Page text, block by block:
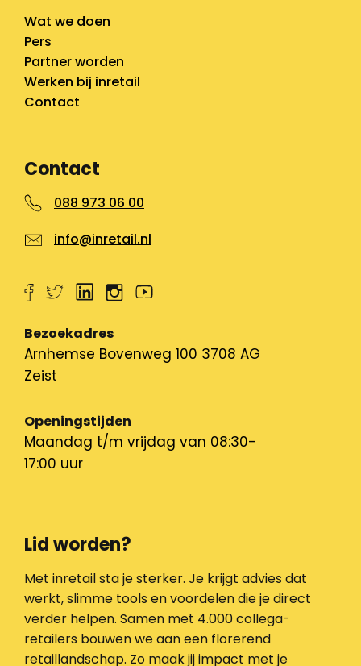
Wat we doen
Pers
Partner worden
Werken bij inretail
Contact
Contact
088 973 06 00
info@inretail.nl
Bezoekadres
Arnhemse Bovenweg 100 3708 AG
Zeist
Openingstijden
Maandag t/m vrijdag van 08:30-
17:00 uur
Lid worden?
Met inretail sta je sterker. Je krijgt advies dat
werkt, slimme tools en voordelen die je direct
verder helpen. Samen met 4.000 collega-
retailers bouwen we aan een florerend
retaillandschap. Zo maak jij impact met je